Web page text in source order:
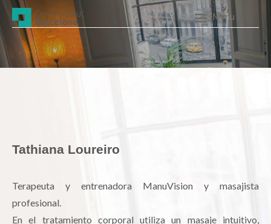
Skip
content
Menu
Tathiana Loureiro
Terapeuta y entrenadora ManuVision y masajista
profesional.
En el tratamiento corporal utiliza un masaje intuitivo,